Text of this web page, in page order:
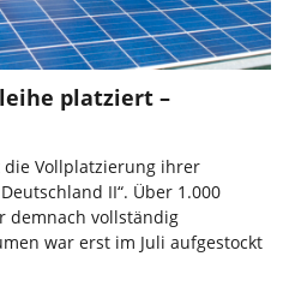
platziert –
die Vollplatzierung ihrer
II“. Über 1.000
demnach vollständig
war erst im Juli aufgestockt